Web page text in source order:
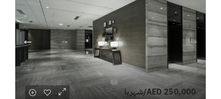
AED 250,000/شهريا